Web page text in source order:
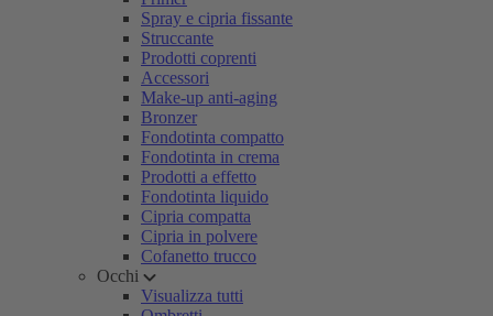
Spray e cipria fissante
Struccante
Prodotti coprenti
Accessori
Make-up anti-aging
Bronzer
Fondotinta compatto
Fondotinta in crema
Prodotti a effetto
Fondotinta liquido
Cipria compatta
Cipria in polvere
Cofanetto trucco
Occhi
Visualizza tutti